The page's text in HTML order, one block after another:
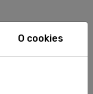
O cookies